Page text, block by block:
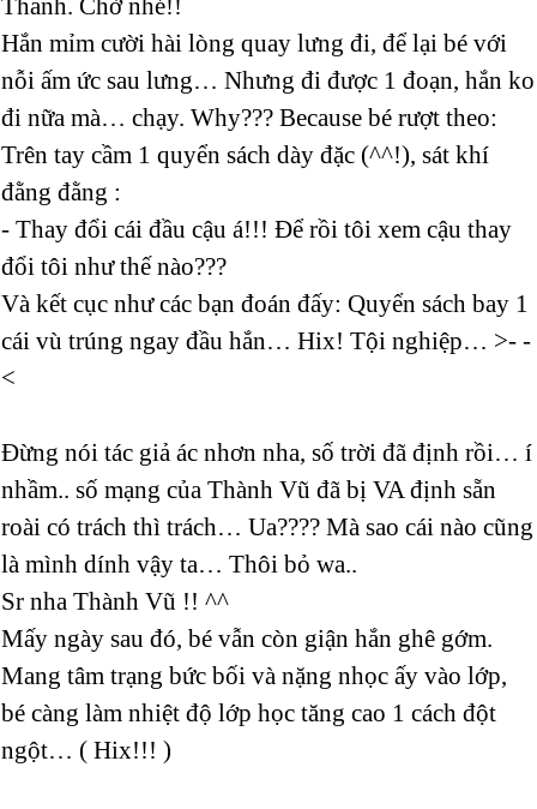
Hắn mỉm cười hài lòng quay lưng đi, để lại bé với
nỗi ấm ức sau lưng… Nhưng đi được 1 đoạn, hắn ko
đi nữa mà… chạy. Why??? Because bé rượt theo:
Trên tay cầm 1 quyển sách dày đặc (^^!), sát khí
đằng đằng :
- Thay đổi cái đầu cậu á!!! Để rồi tôi xem cậu thay
đổi tôi như thế nào???
Và kết cục như các bạn đoán đấy: Quyển sách bay 1
cái vù trúng ngay đầu hắn… Hix! Tội nghiệp… >- -
<
Đừng nói tác giả ác nhơn nha, số trời đã định rồi… í
nhầm.. số mạng của Thành Vũ đã bị VA định sẵn
roài có trách thì trách… Ua???? Mà sao cái nào cũng
là mình dính vậy ta… Thôi bỏ wa..
Sr nha Thành Vũ !! ^^
Mấy ngày sau đó, bé vẫn còn giận hắn ghê gớm.
Mang tâm trạng bức bối và nặng nhọc ấy vào lớp,
bé càng làm nhiệt độ lớp học tăng cao 1 cách đột
ngột… ( Hix!!! )